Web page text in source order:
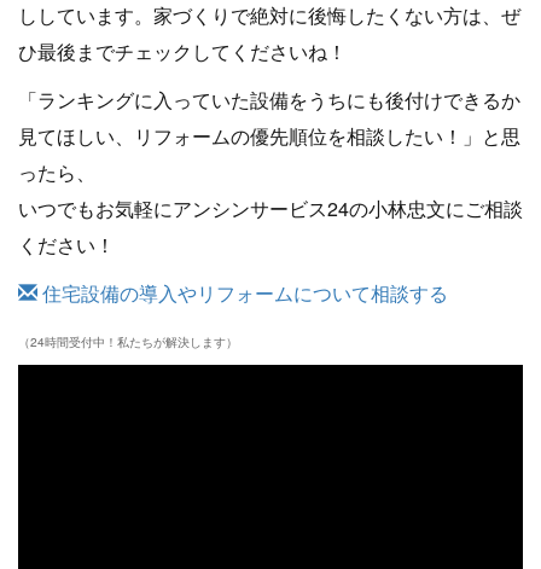
ししています。家づくりで絶対に後悔したくない方は、ぜ
ひ最後までチェックしてくださいね！
「ランキングに入っていた設備をうちにも後付けできるか
見てほしい、リフォームの優先順位を相談したい！」と思
ったら、
いつでもお気軽にアンシンサービス24の小林忠文にご相談
ください！
住宅設備の導入やリフォームについて相談する
（24時間受付中！私たちが解決します）